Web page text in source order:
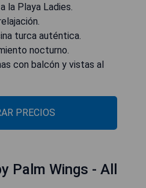
la Playa Ladies.
turca auténtica.
nocturno.
con balcón y vistas al
PRECIOS
Palm Wings - All